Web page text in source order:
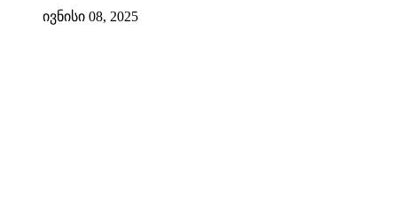
ივნისი 08, 2025